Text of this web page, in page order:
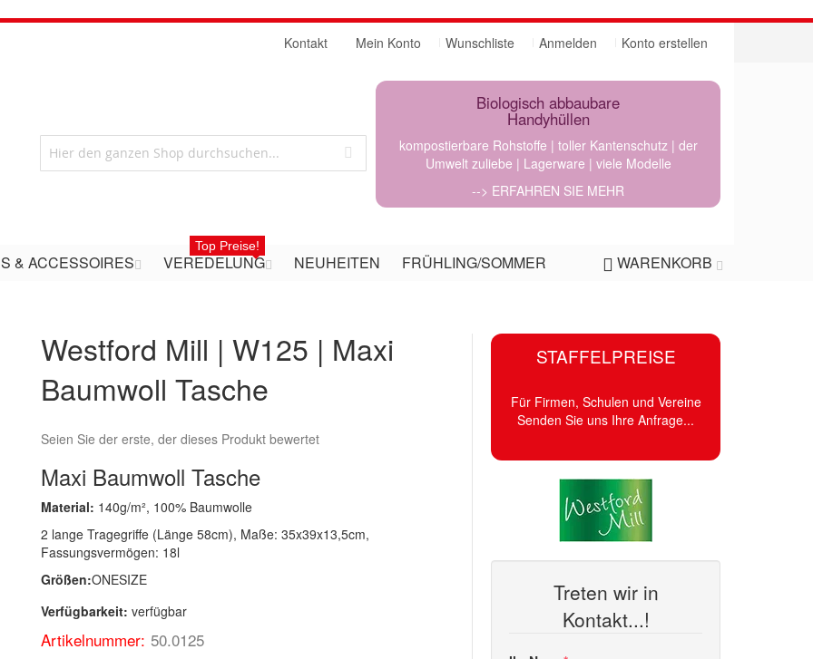
Mein Konto Wunschliste Anmelden Konto erstellen
Kontakt
Biologisch abbaubare
Handyhüllen
kompostierbare Rohstoffe | toller Kantenschutz | der
Umwelt zuliebe | Lagerware | viele Modelle
--> ERFAHREN SIE MEHR
WARENKORB
& ACCESSOIRES VEREDELUNG
Top Preise!
NEUHEITEN FRÜHLING/SOMMER
Westford Mill | W125 | Maxi
Baumwoll Tasche
Seien Sie der erste, der dieses Produkt bewertet
Maxi Baumwoll Tasche
Material: 140g/m², 100% Baumwolle
2 lange Tragegriffe (Länge 58cm), Maße: 35x39x13,5cm,
Fassungsvermögen: 18l
Größen:ONESIZE
Verfügbarkeit: verfügbar
Artikelnummer: 50.0125
STAFFELPREISE
Für Firmen, Schulen und Vereine
Senden Sie uns Ihre Anfrage...
Treten wir in
Kontakt...!